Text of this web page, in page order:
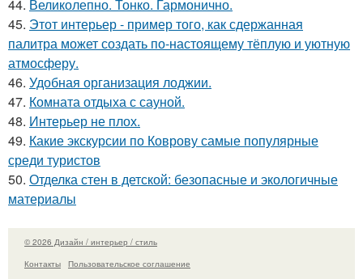
44. Великолепно. Тонко. Гармонично.
45. Этот интерьер - пример того, как сдержанная
палитра может создать по-настоящему тёплую и уютную
атмосферу.
46. Удобная организация лоджии.
47. Комната отдыха с сауной.
48. Интерьер не плох.
49. Какие экскурсии по Коврову самые популярные
среди туристов
50. Отделка стен в детской: безопасные и экологичные
материалы
© 2026 Дизайн / интерьер / стиль
Контакты
Пользовательское соглашение